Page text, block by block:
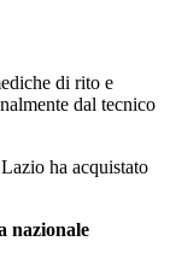
di rito e
dal tecnico
ha acquistato
nazionale